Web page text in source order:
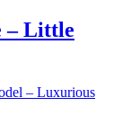
– Little